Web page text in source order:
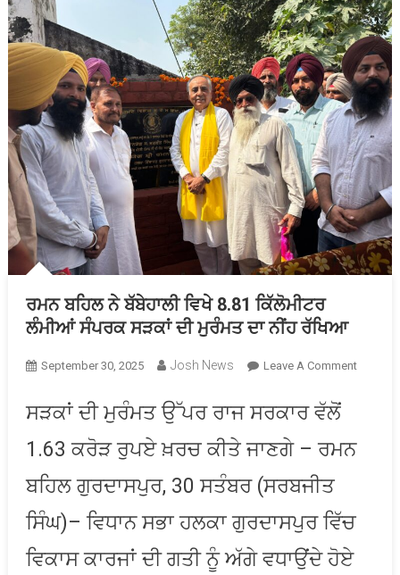
ਰਮਨ ਬਹਿਲ ਨੇ ਬੱਬੇਹਾਲੀ ਵਿਖੇ 8.81 ਕਿੱਲੋਮੀਟਰ
ਲੰਮੀਆਂ ਸੰਪਰਕ ਸੜਕਾਂ ਦੀ ਮੁਰੰਮਤ ਦਾ ਨੀਂਹ ਰੱਖਿਆ
September 30, 2025 Josh News Leave A CommentOn
ਬੱਬੇਹਾਲੀ
ਸੜਕਾਂ ਦੀ ਮੁਰੰਮਤ ਉੱਪਰ ਰਾਜ ਸਰਕਾਰ ਵੱਲੋਂ
1.63 ਕਰੋੜ ਰੁਪਏ ਖ਼ਰਚ ਕੀਤੇ ਜਾਣਗੇ – ਰਮਨ
ਬਹਿਲ ਗੁਰਦਾਸਪੁਰ, 30 ਸਤੰਬਰ (ਸਰਬਜੀਤ
ਸਿੰਘ)– ਵਿਧਾਨ ਸਭਾ ਹਲਕਾ ਗੁਰਦਾਸਪੁਰ ਵਿੱਚ
ਵਿਕਾਸ ਕਾਰਜਾਂ ਦੀ ਗਤੀ ਨੂੰ ਅੱਗੇ ਵਧਾਉਂਦੇ ਹੋਏ